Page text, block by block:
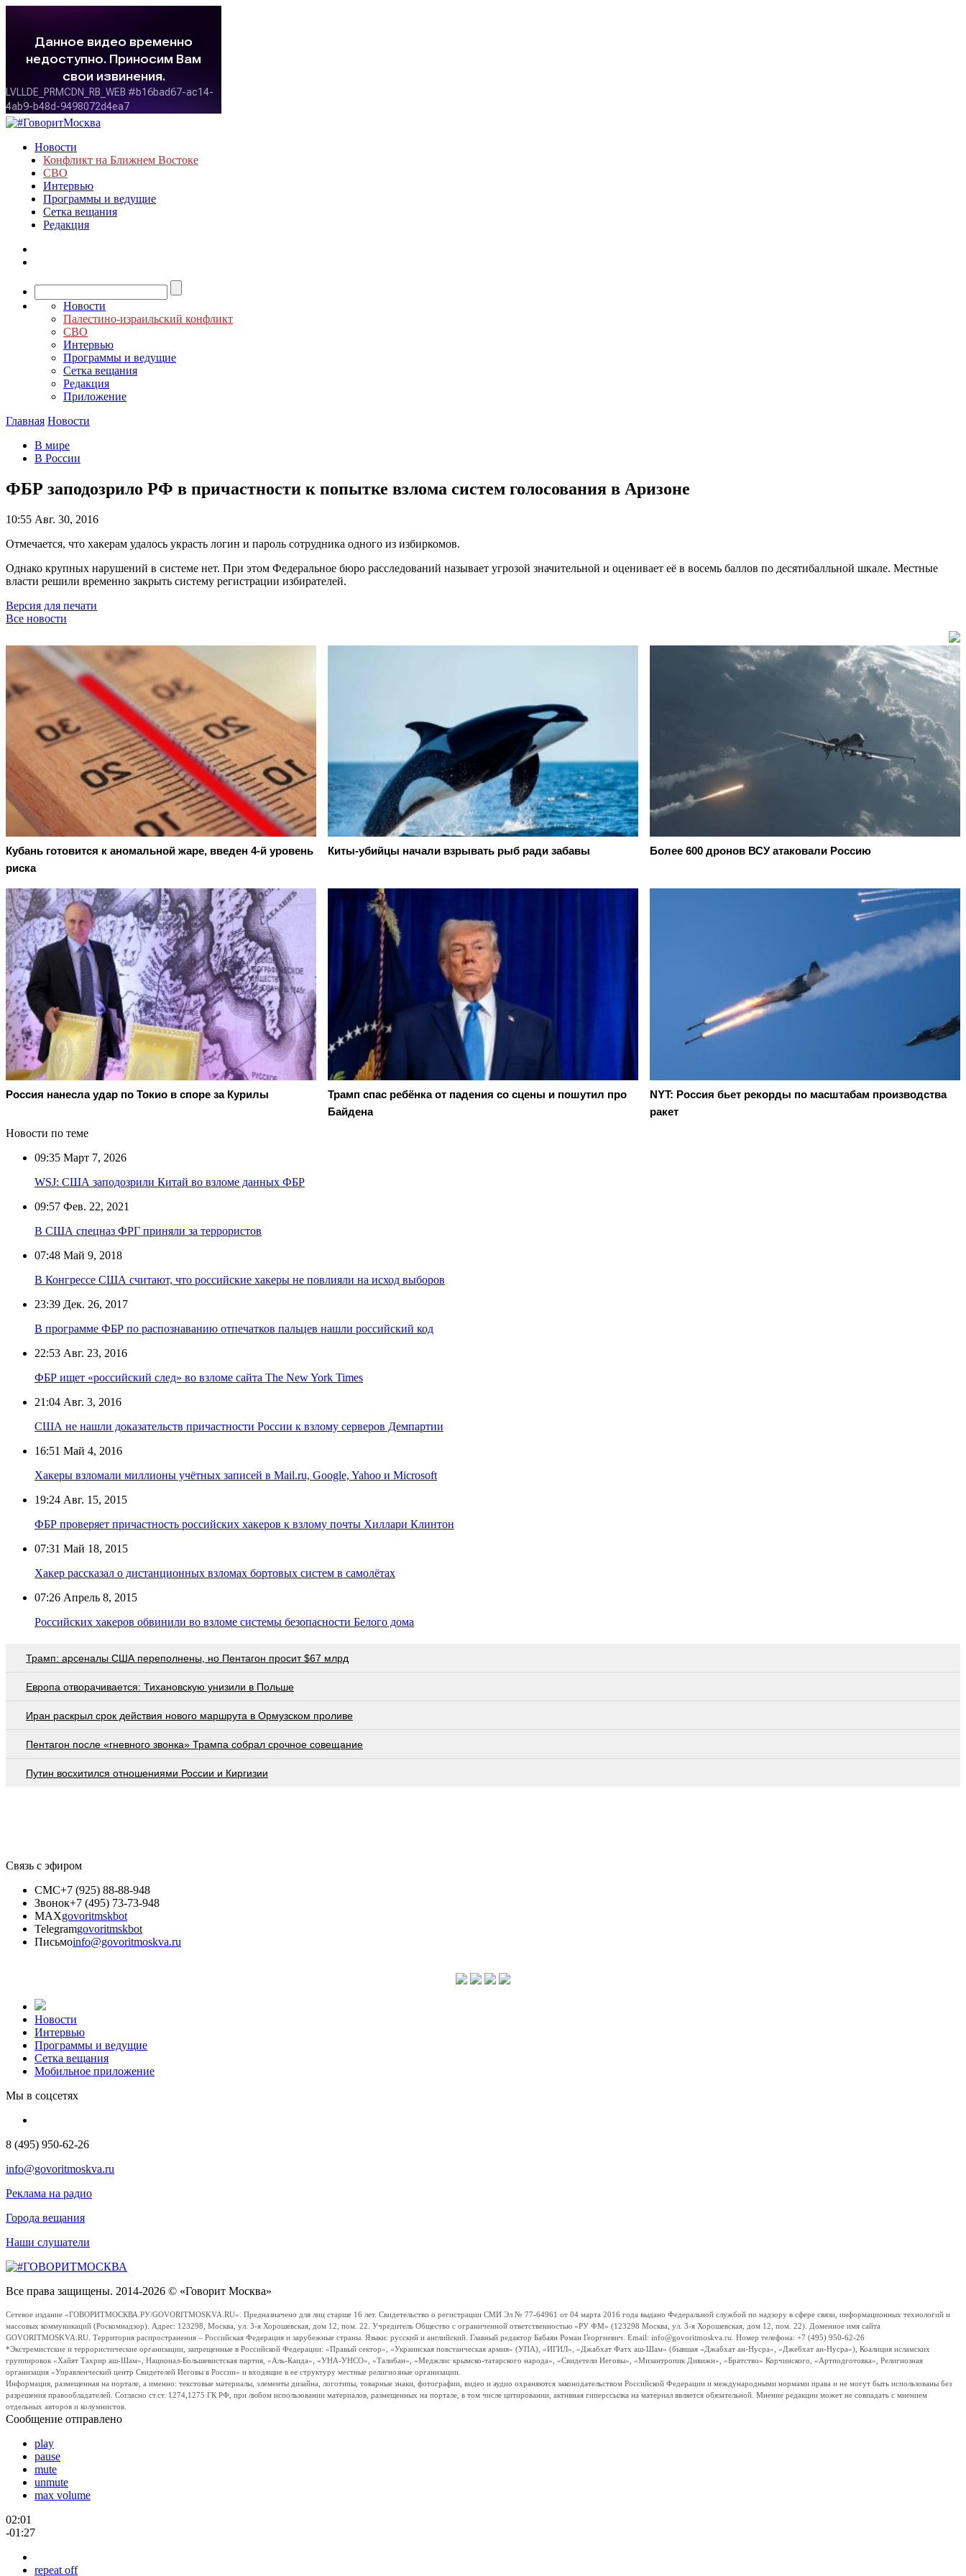
Новости
Конфликт на Ближнем Востоке
СВО
Интервью
Программы и ведущие
Сетка вещания
Редакция
Новости
Палестино-израильский конфликт
СВО
Интервью
Программы и ведущие
Сетка вещания
Редакция
Приложение
Главная Новости
В мире
В России
ФБР заподозрило РФ в причастности к попытке взлома систем голосования в Аризоне
10:55 Авг. 30, 2016
Отмечается, что хакерам удалось украсть логин и пароль сотрудника одного из избиркомов.
Однако крупных нарушений в системе нет. При этом Федеральное бюро расследований называет угрозой значительной и оценивает её в восемь баллов по десятибалльной шкале. Местные
власти решили временно закрыть систему регистрации избирателей.
Версия для печати
Все новости
Кубань готовится к аномальной жаре, введен 4-й уровень
риска
Киты-убийцы начали взрывать рыб ради забавы Более 600 дронов ВСУ атаковали Россию
Россия нанесла удар по Токио в споре за Курилы
Трамп спас ребёнка от падения со сцены и пошутил про
Байдена
NYT: Россия бьет рекорды по масштабам производства
ракет
Новости по теме
09:35 Март 7, 2026
WSJ: США заподозрили Китай во взломе данных ФБР
09:57 Фев. 22, 2021
В США спецназ ФРГ приняли за террористов
07:48 Май 9, 2018
В Конгрессе США считают, что российские хакеры не повлияли на исход выборов
23:39 Дек. 26, 2017
В программе ФБР по распознаванию отпечатков пальцев нашли российский код
22:53 Авг. 23, 2016
ФБР ищет «российский след» во взломе сайта The New York Times
21:04 Авг. 3, 2016
США не нашли доказательств причастности России к взлому серверов Демпартии
16:51 Май 4, 2016
Хакеры взломали миллионы учётных записей в Mail.ru, Google, Yahoo и Microsoft
19:24 Авг. 15, 2015
ФБР проверяет причастность российских хакеров к взлому почты Хиллари Клинтон
07:31 Май 18, 2015
Хакер рассказал о дистанционных взломах бортовых систем в самолётах
07:26 Апрель 8, 2015
Российских хакеров обвинили во взломе системы безопасности Белого дома
Трамп: арсеналы США переполнены, но Пентагон просит $67 млрд
Европа отворачивается: Тихановскую унизили в Польше
Иран раскрыл срок действия нового маршрута в Ормузском проливе
Пентагон после «гневного звонка» Трампа собрал срочное совещание
Путин восхитился отношениями России и Киргизии
Связь с эфиром
СМС+7 (925) 88-88-948
Звонок+7 (495) 73-73-948
MAXgovoritmskbot
Telegramgovoritmskbot
Письмоinfo@govoritmoskva.ru
Новости
Интервью
Программы и ведущие
Сетка вещания
Мобильное приложение
Мы в соцсетях
8 (495) 950-62-26
info@govoritmoskva.ru
Реклама на радио
Города вещания
Наши слушатели
Все права защищены. 2014-2026 © «Говорит Москва»
Сетевое издание «ГОВОРИТМОСКВА.РУ/GOVORITMOSKVA.RU». Предназначено для лиц старше 16 лет. Свидетельство о регистрации СМИ Эл № 77-64961 от 04 марта 2016 года выдано Федеральной службой по надзору в сфере связи, информационных технологий и
массовых коммуникаций (Роскомнадзор). Адрес: 123298, Москва, ул. 3-я Хорошевская, дом 12, пом. 22. Учредитель Общество с ограниченной ответственностью «РУ ФМ» (123298 Москва, ул. 3-я Хорошевская, дом 12, пом. 22). Доменное имя сайта
GOVORITMOSKVA.RU. Территория распространения – Российская Федерация и зарубежные страны. Языки: русский и английский. Главный редактор Бабаян Роман Георгиевич. Email: info@govoritmoskva.ru. Номер телефона: +7 (495) 950-62-26
*Экстремистские и террористические организации, запрещенные в Российской Федерации: «Правый сектор», «Украинская повстанческая армия» (УПА), «ИГИЛ», «Джабхат Фатх аш-Шам» (бывшая «Джабхат ан-Нусра», «Джебхат ан-Нусра»), Коалиция исламских
группировок «Хайят Тахрир аш-Шам», Национал-Большевистская партия, «Аль-Каида», «УНА-УНСО», «Талибан», «Меджлис крымско-татарского народа», «Свидетели Иеговы», «Мизантропик Дивижн», «Братство» Корчинского, «Артподготовка», Религиозная
организация «Управленческий центр Свидетелей Иеговы в России» и входящие в ее структуру местные религиозные организации.
Информация, размещенная на портале, а именно: текстовые материалы, элементы дизайна, логотипы, товарные знаки, фотографии, видео и аудио охраняются законодательством Российской Федерации и международными нормами права и не могут быть использованы без
разрешения правообладателей. Согласно ст.ст. 1274,1275 ГК РФ, при любом использовании материалов, размещенных на портале, в том числе цитировании, активная гиперссылка на материал является обязательной. Мнение редакции может не совпадать с мнением
отдельных авторов и колумнистов.
Сообщение отправлено
play
pause
mute
unmute
max volume
02:01
-01:27
repeat off